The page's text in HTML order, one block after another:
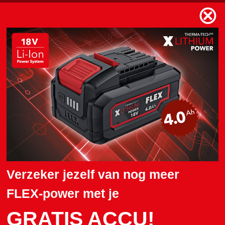
Vul je contactgegevens in
Algemene informatie
Aanhef/titel
Voornaam*
⊗
Verzeker jezelf van nog meer
FLEX-power met je
GRATIS ACCU!